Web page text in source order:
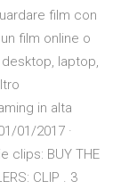
film con
film online o
laptop,
in alta
01/2017 ·
clips: BUY THE
CLIP . 3